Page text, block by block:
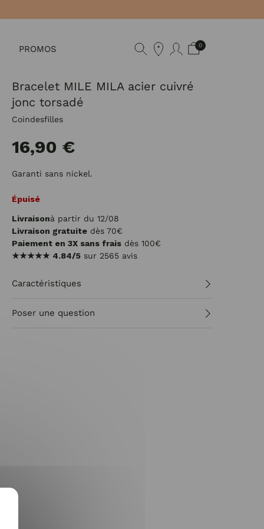
PROMOS 0
Bracelet MILE MILA acier cuivré
jonc torsadé
Coindesfilles
16,90 €
Garanti sans nickel.
Épuisé
Livraisonà partir du 12/08
Livraison gratuite dès 70€
Paiement en 3X sans frais dès 100€
★★★★★ 4.84/5 sur 2565 avis
Caractéristiques
Poser une question